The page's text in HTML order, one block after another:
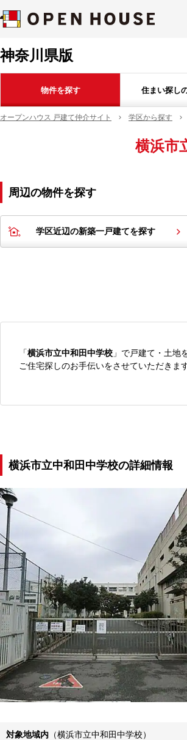
神奈川県版
物件を探す 住まい探し
オープンハウス 戸建て仲介サイト 学区から探す
横浜市
周辺の物件を探す
学区近辺の新築一戸建てを探す
「横浜市立中和田中学校 」で戸建て・土地
ご住宅探しのお手伝いをさせていただきま
横浜市立中和田中学校の詳細情報
対象地域内 （横浜市立中和田中学校）